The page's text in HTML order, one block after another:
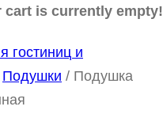
cart is currently empty!
гостиниц и
Подушки / Подушка